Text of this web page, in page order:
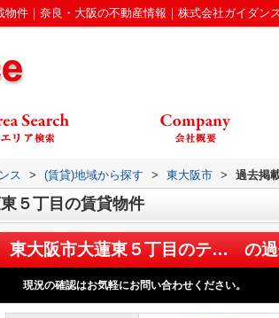
件｜奈良・大阪の不動産情報｜株式会社ガイダン
ス > (賃貸)地域から探す > 東大阪市 > 過去掲
５丁目の賃貸物件
東大阪市大蓮東５丁目のテラス の
現況の確認はお気軽にお問い合わせください。